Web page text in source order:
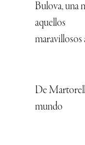
Bulova, una
aquellos
maravillosos
De
mundo